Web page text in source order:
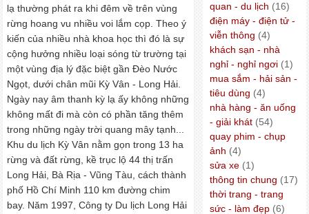
lạ thường phát ra khi đêm về trên vùng
rừng hoang vu nhiều voi lắm cọp. Theo ý
kiến của nhiều nhà khoa học thì đó là sự
cộng hưởng nhiều loại sóng từ trường tại
một vùng địa lý đặc biệt gần Ðèo Nước
Ngọt, dưới chân mũi Kỳ Vân - Long Hải.
Ngày nay âm thanh kỳ lạ ấy không những
không mất đi mà còn có phần tăng thêm
trong những ngày trời quang mây tạnh...
Khu du lịch Kỳ Vân nằm gọn trong 13 ha
rừng và đất rừng, kề trục lộ 44 thị trấn
Long Hải, Bà Rịa - Vũng Tàu, cách thành
phố Hồ Chí Minh 110 km đường chim
bay. Năm 1997, Công ty Du lịch Long Hải
quan - du lịch (16)
điện máy - điện tử -
viễn thông (4)
khách sạn - nhà
nghỉ - nghỉ ngơi (1)
mua sắm - hải sản -
tiêu dùng (4)
nhà hàng - ăn uống
- giải khát (54)
quay phim - chụp
ảnh (4)
sửa xe (1)
thông tin chung (17)
thời trang - trang
sức - làm đẹp (6)